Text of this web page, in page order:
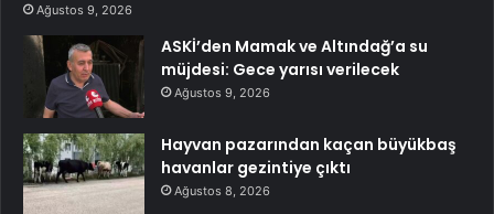
Ağustos 9, 2026
ASKİ’den Mamak ve Altındağ’a su
müjdesi: Gece yarısı verilecek
Ağustos 9, 2026
Hayvan pazarından kaçan büyükbaş
havanlar gezintiye çıktı
Ağustos 8, 2026